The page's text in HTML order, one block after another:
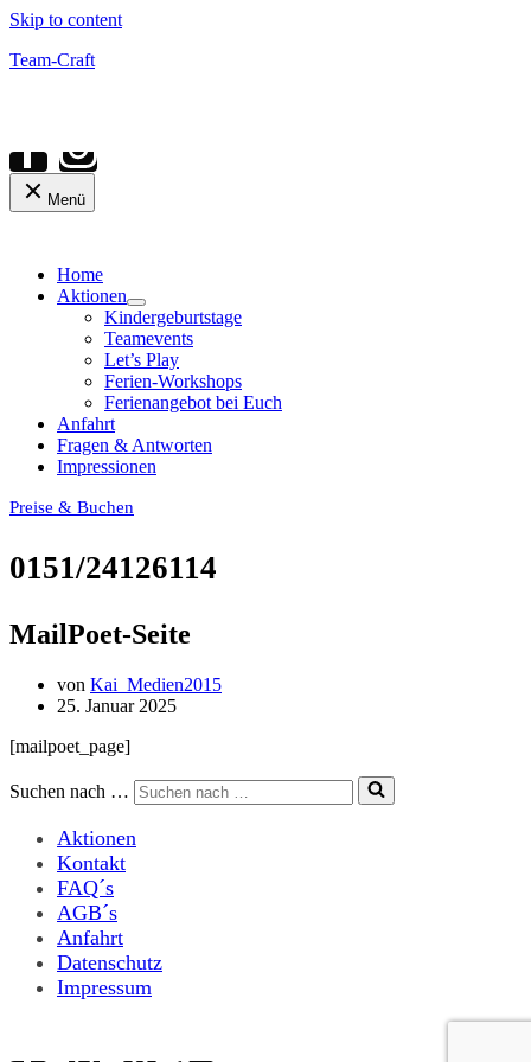
Skip to content
Team-Craft
Menü
Home
Aktionen
Kindergeburtstage
Teamevents
Let’s Play
Ferien-Workshops
Ferienangebot bei Euch
Anfahrt
Fragen & Antworten
Impressionen
Preise & Buchen
0151/24126114
MailPoet-Seite
von Kai_Medien2015
25. Januar 2025
[mailpoet_page]
Suchen nach …
Aktionen
Kontakt
FAQ´s
AGB´s
Anfahrt
Datenschutz
Impressum